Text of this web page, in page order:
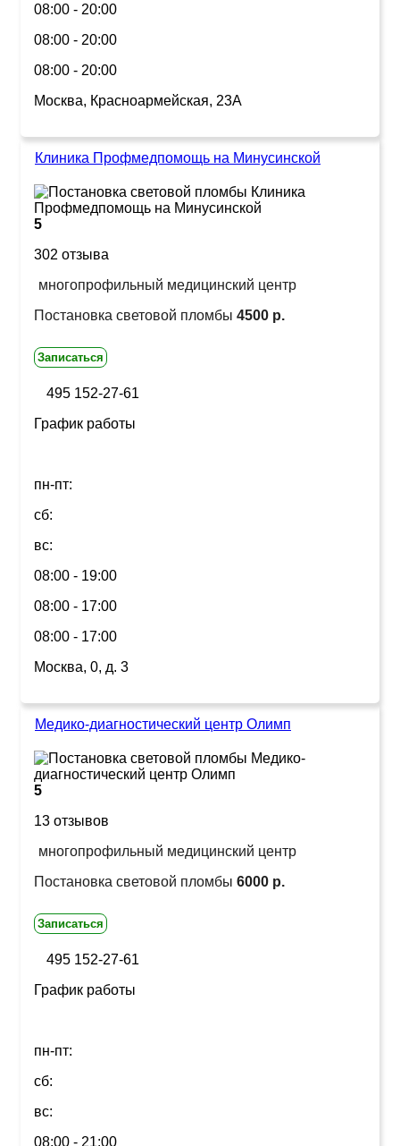
08:00 - 20:00
08:00 - 20:00
08:00 - 20:00
Москва, Красноармейская, 23А
Клиника Профмедпомощь на Минусинской
5
302 отзыва
многопрофильный медицинский центр
Постановка световой пломбы 4500 р.
Записаться
495 152-27-61
График работы
пн-пт:
сб:
вс:
08:00 - 19:00
08:00 - 17:00
08:00 - 17:00
Москва, 0, д. 3
Медико-диагностический центр Олимп
5
13 отзывов
многопрофильный медицинский центр
Постановка световой пломбы 6000 р.
Записаться
495 152-27-61
График работы
пн-пт:
сб:
вс:
08:00 - 21:00